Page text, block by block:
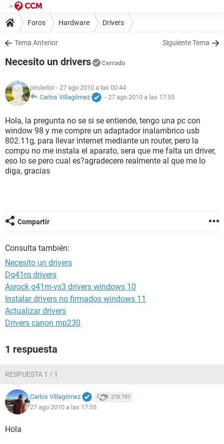
Foros Hardware Drivers
Tema Anterior Siguiente Tema
Necesito un drivers Cerrado
piruleitor - 27 ago 2010 a las 00:44
Carlos Villagómez
- 27 ago 2010 a las 17:55
Hola, la pregunta no se si se entiende, tengo una pc con
window 98 y me compre un adaptador inalambrico usb
802.11g, para llevar internet mediante un router, pero la
compu no me instala el aparato, sera que me falta un driver,
eso lo se pero cual es?agradecere realmente al que me lo
diga, gracias
Compartir
Consulta también:
Necesito un drivers
Dg41rq drivers
Asrock g41m-vs3 drivers windows 10
Instalar drivers no firmados windows 11
Actualizar drivers
Drivers canon mp230
1 respuesta
RESPUESTA 1 / 1
Carlos Villagómez 278.797
27 ago 2010 a las 17:55
Hola